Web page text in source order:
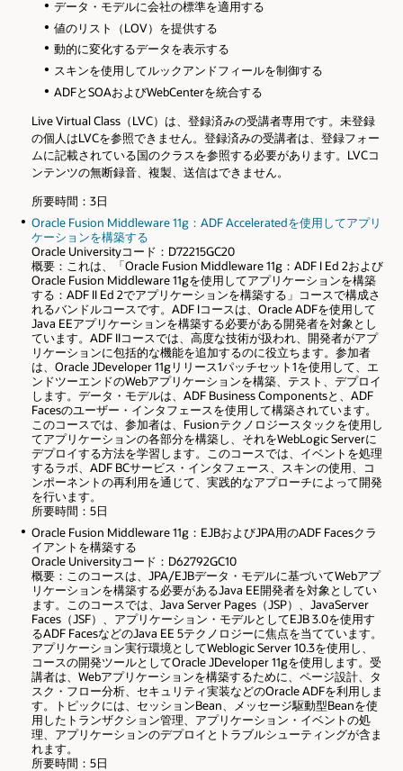
データ・モデルに会社の標準を適用する
値のリスト（LOV）を提供する
動的に変化するデータを表示する
スキンを使用してルックアンドフィールを制御する
ADFとSOAおよびWebCenterを統合する
Live Virtual Class（LVC）は、登録済みの受講者専用です。未登録
の個人はLVCを参照できません。登録済みの受講者は、登録フォー
ムに記載されている国のクラスを参照する必要があります。LVCコ
ンテンツの無断録音、複製、送信はできません。
所要時間：3日
Oracle Fusion Middleware 11g：ADF Acceleratedを使用してアプリ
ケーションを構築する
Oracle Universityコード：D72215GC20
概要：これは、「Oracle Fusion Middleware 11g：ADF I Ed 2および
Oracle Fusion Middleware 11gを使用してアプリケーションを構築
する：ADF II Ed 2でアプリケーションを構築する」コースで構成さ
れるバンドルコースです。ADF Iコースは、Oracle ADFを使用して
Java EEアプリケーションを構築する必要がある開発者を対象とし
ています。ADF IIコースでは、高度な技術が扱われ、開発者がアプ
リケーションに包括的な機能を追加するのに役立ちます。参加者
は、Oracle JDeveloper 11gリリース1パッチセット1を使用して、エ
ンドツーエンドのWebアプリケーションを構築、テスト、デプロイ
します。データ・モデルは、ADF Business Componentsと、ADF
Facesのユーザー・インタフェースを使用して構築されています。
このコースでは、参加者は、Fusionテクノロジースタックを使用し
てアプリケーションの各部分を構築し、それをWebLogic Serverに
デプロイする方法を学習します。このコースでは、イベントを処理
するラボ、ADF BCサービス・インタフェース、スキンの使用、コ
ンポーネントの再利用を通じて、実践的なアプローチによって開発
を行います。
所要時間：5日
Oracle Fusion Middleware 11g：EJBおよびJPA用のADF Facesクラ
イアントを構築する
Oracle Universityコード：D62792GC10
概要：このコースは、JPA/EJBデータ・モデルに基づいてWebアプ
リケーションを構築する必要があるJava EE開発者を対象としてい
ます。このコースでは、Java Server Pages（JSP）、JavaServer
Faces（JSF）、アプリケーション・モデルとしてEJB 3.0を使用す
るADF FacesなどのJava EE 5テクノロジーに焦点を当てています。
アプリケーション実行環境としてWeblogic Server 10.3を使用し、
コースの開発ツールとしてOracle JDeveloper 11gを使用します。受
講者は、Webアプリケーションを構築するために、ページ設計、タ
スク・フロー分析、セキュリティ実装などのOracle ADFを利用しま
す。トピックには、セッションBean、メッセージ駆動型Beanを使
用したトランザクション管理、アプリケーション・イベントの処
理、アプリケーションのデプロイとトラブルシューティングが含ま
れます。
所要時間：5日